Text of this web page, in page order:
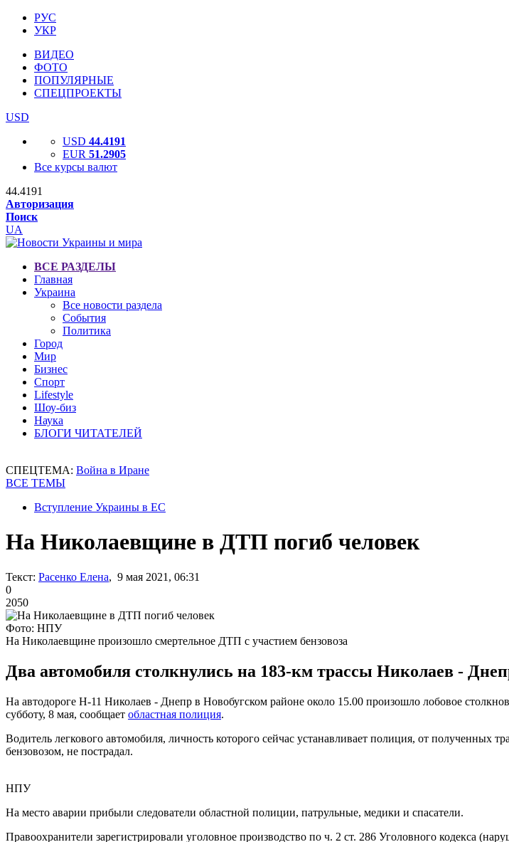
РУС
УКР
ВИДЕО
ФОТО
ПОПУЛЯРНЫЕ
СПЕЦПРОЕКТЫ
USD
USD 44.4191
EUR 51.2905
Все курсы валют
44.4191
Авторизация
Поиск
UA
ВСЕ РАЗДЕЛЫ
Главная
Украина
Все новости раздела
События
Политика
Город
Мир
Бизнес
Спорт
Lifestyle
Шоу-биз
Наука
БЛОГИ ЧИТАТЕЛЕЙ
СПЕЦТЕМА: Война в Иране
ВСЕ ТЕМЫ
Вступление Украины в ЕС
На Николаевщине в ДТП погиб человек
Текст: Расенко Елена, 9 мая 2021, 06:31
0
2050
Фото: НПУ
На Николаевщине произошло смертельное ДТП с участием бензовоза
Два автомобиля столкнулись на 183-км трассы Николаев -
На автодороге Н-11 Николаев - Днепр в Новобугском районе около 15.00 произошло лобовое
субботу, 8 мая, сообщает областная полиция.
Водитель легкового автомобиля, личность которого сейчас устанавливает полиция, от полученных
бензовозом, не пострадал.
НПУ
На место аварии прибыли следователи областной полиции, патрульные, медики и спасатели.
Правоохранители зарегистрировали уголовное производство по ч. 2 ст. 286 Уголовного кодекса